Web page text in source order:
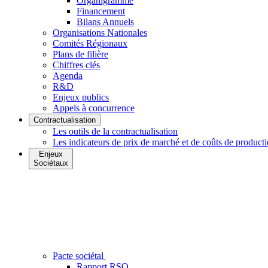
Financement
Bilans Annuels
Organisations Nationales
Comités Régionaux
Plans de filière
Chiffres clés
Agenda
R&D
Enjeux publics
Appels à concurrence
Contractualisation
Les outils de la contractualisation
Les indicateurs de prix de marché et de coûts de
Enjeux
Sociétaux
Pacte sociétal